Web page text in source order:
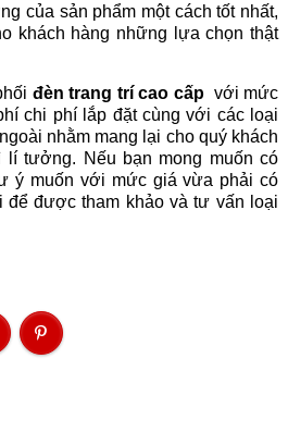
của sản phẩm một cách tốt nhất,
khách hàng những lựa chọn thật
đèn trang trí cao cấp với mức
chi phí lắp đặt cùng với các loại
nhằm mang lại cho quý khách
lí tưởng. Nếu bạn mong muốn có
ý muốn với mức giá vừa phải có
để được tham khảo và tư vấn loại